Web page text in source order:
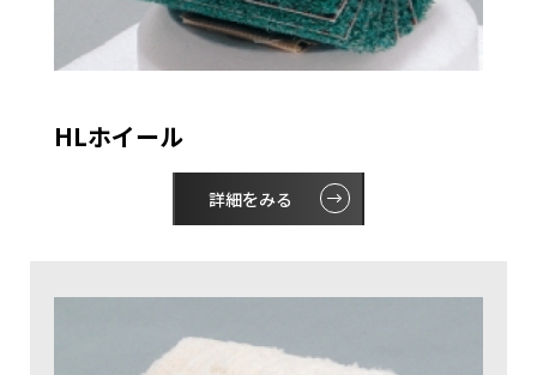
HLホイール
詳細をみる